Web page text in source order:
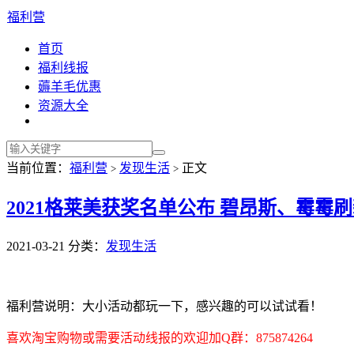
福利营
首页
福利线报
薅羊毛优惠
资源大全
当前位置： 福利营 > 发现生活 > 正文
2021格莱美获奖名单公布 碧昂斯、霉霉
2021-03-21 分类： 发现生活
福利营说明：大小活动都玩一下，感兴趣的可以试试看！
喜欢淘宝购物或需要活动线报的欢迎加Q群：875874264